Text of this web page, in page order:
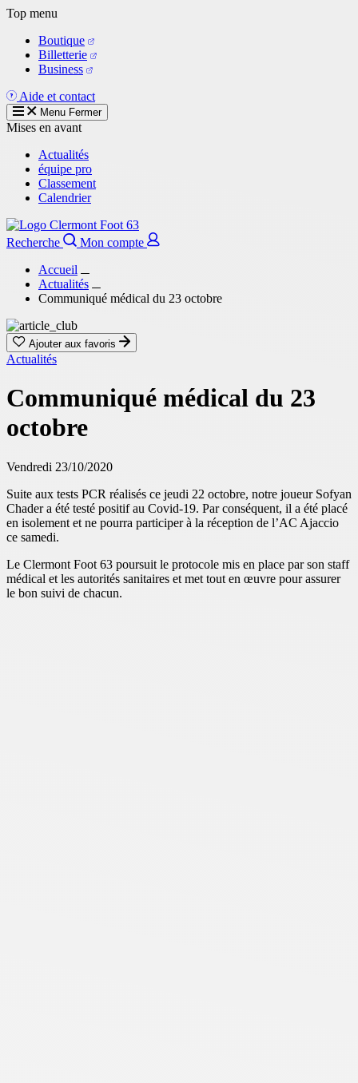
Aller
contenu
principal
Top menu
Boutique
Billetterie
Business
Aide et contact
Menu Fermer
Mises en avant
Actualités
équipe pro
Classement
Calendrier
Recherche
Mon compte
Accueil
Actualités
Communiqué médical du 23 octobre
Ajouter aux favoris
Actualités
Communiqué médical du 23
octobre
Vendredi 23/10/2020
Suite aux tests PCR réalisés ce jeudi 22 octobre, notre joueur Sofyan
Chader a été testé positif au Covid-19. Par conséquent, il a été placé
en isolement et ne pourra participer à la réception de l’AC Ajaccio
ce samedi.
Le Clermont Foot 63 poursuit le protocole mis en place par son staff
médical et les autorités sanitaires et met tout en œuvre pour assurer
le bon suivi de chacun.